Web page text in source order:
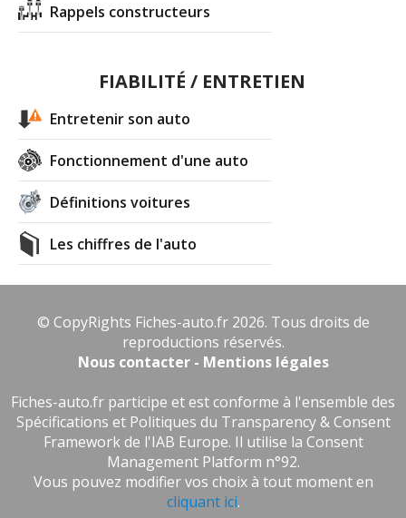
Rappels constructeurs
FIABILITÉ / ENTRETIEN
Entretenir son auto
Fonctionnement d'une auto
Définitions voitures
Les chiffres de l'auto
© CopyRights Fiches-auto.fr 2026. Tous droits de
reproductions réservés.
Nous contacter - Mentions légales
Fiches-auto.fr participe et est conforme à l'ensemble des
Spécifications et Politiques du Transparency & Consent
Framework de l'IAB Europe. Il utilise la Consent
Management Platform n°92.
Vous pouvez modifier vos choix à tout moment en
cliquant ici.